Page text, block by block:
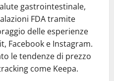
gastrointestinale,
FDA tramite
delle esperienze
Facebook e Instagram.
le tendenze di prezzo
come Keepa.